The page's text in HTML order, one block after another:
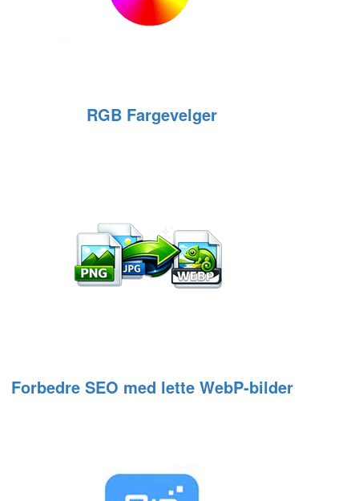
RGB Fargevelger
Forbedre SEO med lette WebP‑bilder